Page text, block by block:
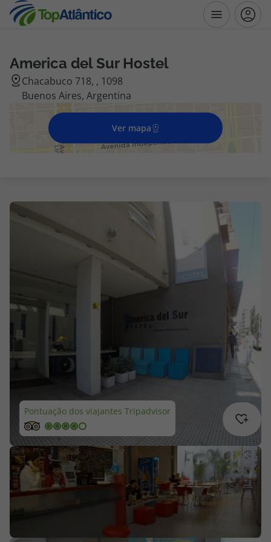
Destinos
Voos
Pacotes de Férias
Disneyland ® Paris
Promoções
Especialistas
Cheque Viagem
Rede de Lojas
Blog TopViagens
Área de Cliente
America del Sur Hostel
Chacabuco 718, , 1098
Buenos Aires, Argentina
Ver mapa
Pontuação dos viajantes Tripadvisor